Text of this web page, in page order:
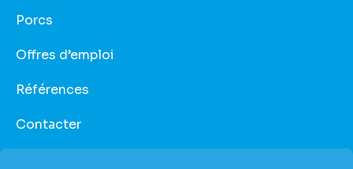
Porcs
Offres d’emploi
Références
Contacter